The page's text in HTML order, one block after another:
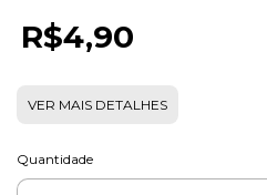
R$4,90
VER MAIS DETALHES
Quantidade